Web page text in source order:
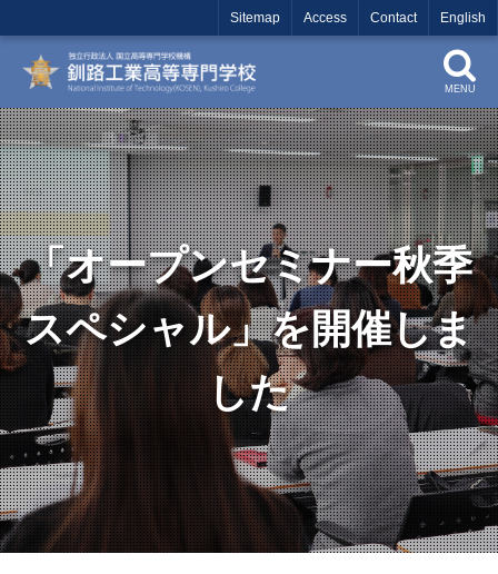
Sitemap Access Contact English
MENU
「オープンセミナー秋季
スペシャル」を開催しま
した